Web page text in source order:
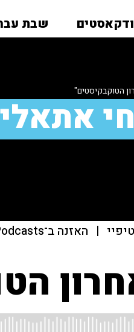
שבת
הטוקבקיסטים"
אתאלי
| האזנה ב־Apple Podcasts